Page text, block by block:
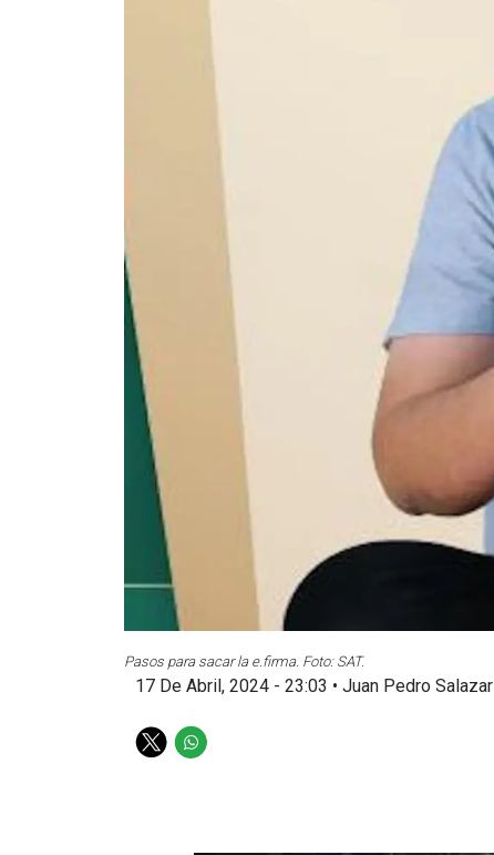
Pasos para sacar la e.firma. Foto: SAT.
17 De Abril, 2024 - 23:03 • Juan Pedro Salazar
T
W